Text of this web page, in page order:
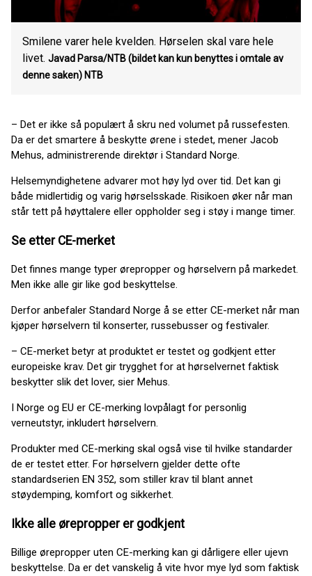
Smilene varer hele kvelden. Hørselen skal vare hele
livet. Javad Parsa/NTB (bildet kan kun benyttes i omtale av
denne saken) NTB
– Det er ikke så populært å skru ned volumet på russefesten.
Da er det smartere å beskytte ørene i stedet, mener Jacob
Mehus, administrerende direktør i Standard Norge.
Helsemyndighetene advarer mot høy lyd over tid. Det kan gi
både midlertidig og varig hørselsskade. Risikoen øker når man
står tett på høyttalere eller oppholder seg i støy i mange timer.
Se etter CE-merket
Det finnes mange typer ørepropper og hørselvern på markedet.
Men ikke alle gir like god beskyttelse.
Derfor anbefaler Standard Norge å se etter CE-merket når man
kjøper hørselvern til konserter, russebusser og festivaler.
– CE-merket betyr at produktet er testet og godkjent etter
europeiske krav. Det gir trygghet for at hørselvernet faktisk
beskytter slik det lover, sier Mehus.
I Norge og EU er CE-merking lovpålagt for personlig
verneutstyr, inkludert hørselvern.
Produkter med CE-merking skal også vise til hvilke standarder
de er testet etter. For hørselvern gjelder dette ofte
standardserien EN 352, som stiller krav til blant annet
støydemping, komfort og sikkerhet.
Ikke alle ørepropper er godkjent
Billige ørepropper uten CE-merking kan gi dårligere eller ujevn
beskyttelse. Da er det vanskelig å vite hvor mye lyd som faktisk